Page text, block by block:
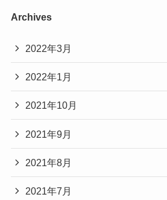
Archives
2022年3月
2022年1月
2021年10月
2021年9月
2021年8月
2021年7月